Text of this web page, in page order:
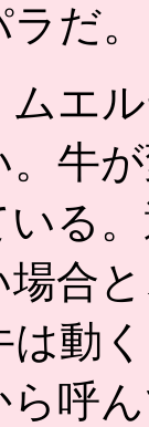
だ。
エ
牛
る
合
動
ら呼